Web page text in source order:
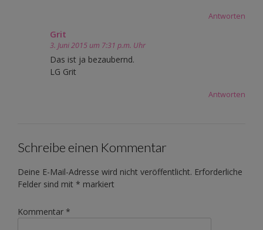
Antworten
Grit
3. Juni 2015 um 7:31 p.m. Uhr
Das ist ja bezaubernd.
LG Grit
Antworten
Schreibe einen Kommentar
Deine E-Mail-Adresse wird nicht veröffentlicht. Erforderliche
Felder sind mit * markiert
Kommentar *